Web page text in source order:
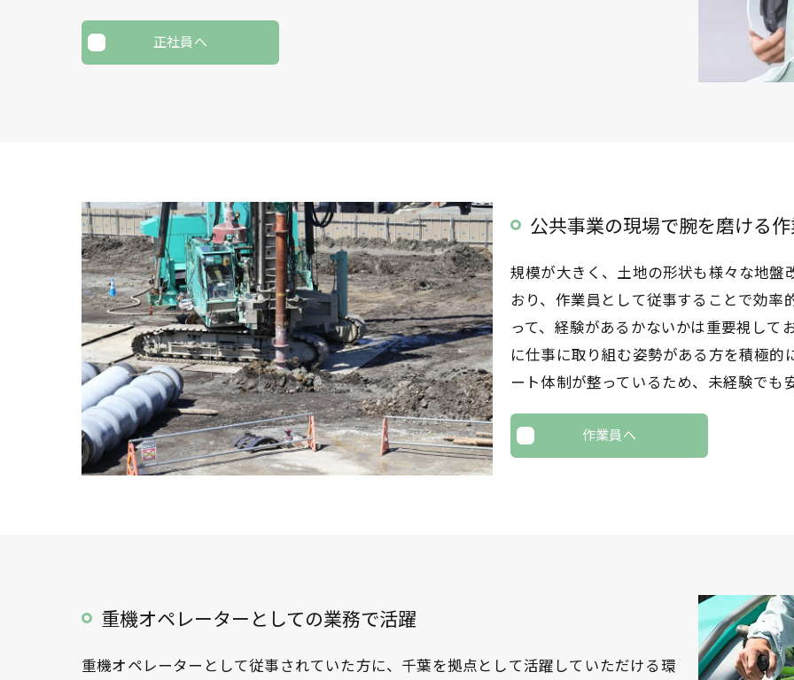
正社員へ
公共事業の現場で腕を磨ける
規模が大きく、土地の形状も様々な地
おり、作業員として従事することで効
って、経験があるかないかは重要視し
に仕事に取り組む姿勢がある方を積極
ート体制が整っているため、未経験でも
作業員へ
重機オペレーターとしての業務で活躍
重機オペレーターとして従事されていた方に、千葉を拠点として活躍していただける環